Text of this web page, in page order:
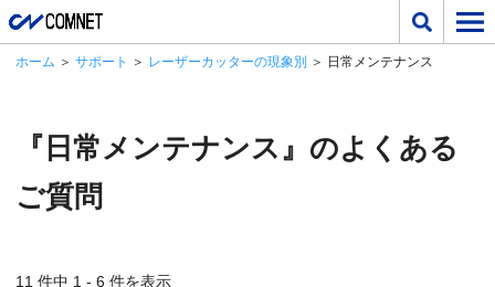
ホーム ＞ サポート ＞ レーザーカッターの現象別 ＞ 日常メンテナンス
『日常メンテナンス』のよくある
ご質問
11 件中 1 - 6 件を表示